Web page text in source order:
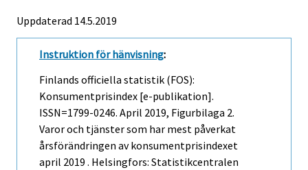
Uppdaterad 14.5.2019
Instruktion för hänvisning:
Finlands officiella statistik (FOS):
Konsumentprisindex [e-publikation].
ISSN=1799-0246. April 2019, Figurbilaga 2.
Varor och tjänster som har mest påverkat
årsförändringen av konsumentprisindexet
april 2019 . Helsingfors: Statistikcentralen